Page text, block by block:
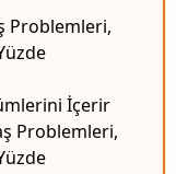
Problemleri,
İçerir
Problemleri,